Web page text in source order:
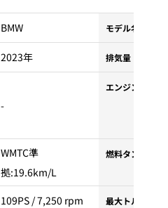
BMW モデル名
2023年 排気量
-
エンジンタイプ
WMTC準
拠:19.6km/L
燃料タンク容量
109PS / 7,250 rpm 最大トルク